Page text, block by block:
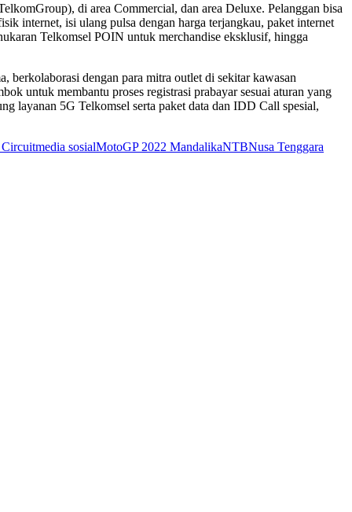
di area Commercial, dan area Deluxe. Pelanggan bisa
internet, isi ulang pulsa dengan harga terjangkau, paket internet
Telkomsel POIN untuk merchandise eksklusif, hingga
dengan para mitra outlet di sekitar kawasan
untuk membantu proses registrasi prabayar sesuai aturan yang
layanan 5G Telkomsel serta paket data dan IDD Call spesial,
Circuitmedia sosialMotoGP 2022 MandalikaNTBNusa Tenggara